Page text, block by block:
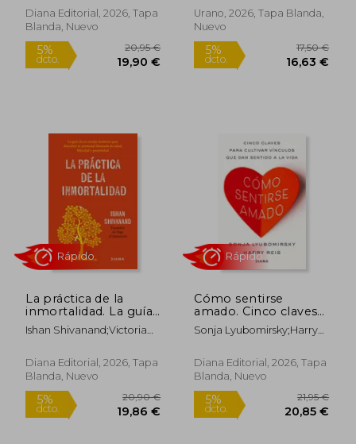
Rápido Rápido
recuperar la armonía
familiar en la era de
ultraprocesados
Perales
Diana Editorial, 2026, Tapa
Blanda, Nuevo
Urano, 2026, Tapa Blanda,
Nuevo
La práctica de la
inmortalidad. La guía
de un monje
moderno para
ilimitado de salud,
felicidad y positividad
Ishan Shivanand;Victoria
Diana Editorial, 2026, Tapa
Blanda, Nuevo
Cómo sentirse
amado. Cinco claves
para cultivar vínculos
que dan sentido a la
Sonja Lyubomirsky;Harry
Diana Editorial, 2026, Tapa
Blanda, Nuevo